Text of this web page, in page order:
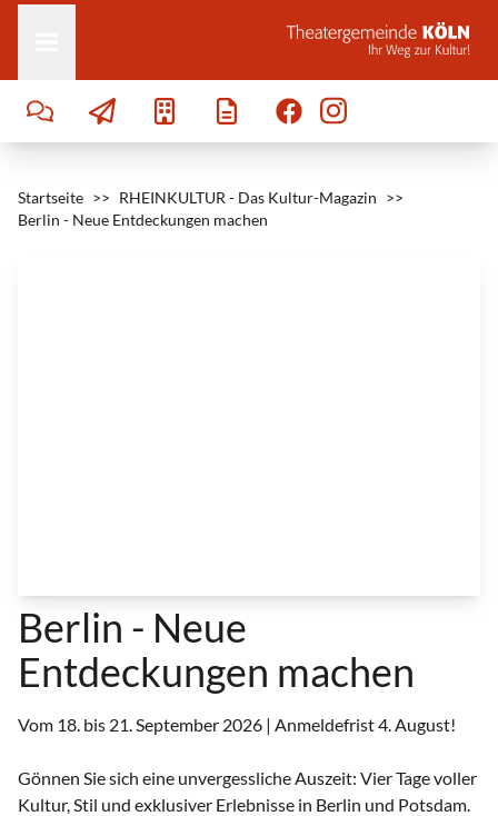
Zum Inhalt springen
Startseite >> RHEINKULTUR - Das Kultur-Magazin >>
Berlin - Neue Entdeckungen machen
Berlin - Neue
Entdeckungen machen
Vom 18. bis 21. September 2026 | Anmeldefrist 4. August!
Gönnen Sie sich eine unvergessliche Auszeit: Vier Tage voller
Kultur, Stil und exklusiver Erlebnisse in Berlin und Potsdam.
e
h
|
C
S
A
2